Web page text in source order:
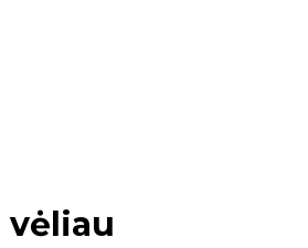
vėliau